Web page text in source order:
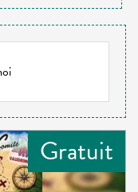
Gratuit